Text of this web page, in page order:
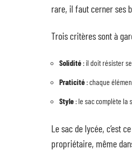
rare, il faut cerner ses
Trois critères sont à
Solidité : il doit résister
Praticité : chaque
Style : le sac complète la
Le sac de lycée, c’est
propriétaire, même